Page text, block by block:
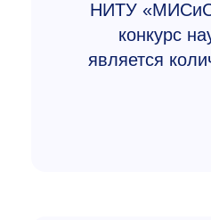
НИТУ
конкурс
является